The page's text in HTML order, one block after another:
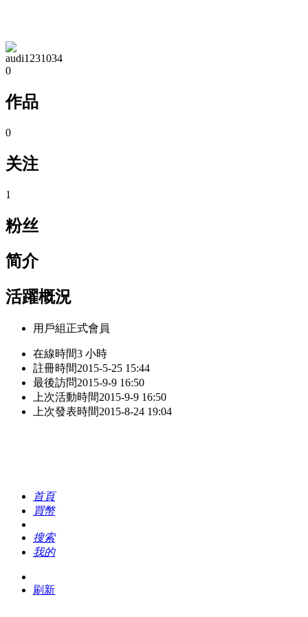
audi1231034
0
作品
0
关注
1
粉丝
简介
活躍概況
用戶組正式會員
在線時間3 小時
註冊時間2015-5-25 15:44
最後訪問2015-9-9 16:50
上次活動時間2015-9-9 16:50
上次發表時間2015-8-24 19:04
首頁
買幣
搜索
我的
刷新